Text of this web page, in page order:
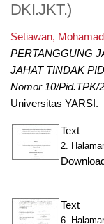
DKI.JKT.)
Setiawan,
PERTANGGUNG
JAHAT TINDAK
Nomor 10/Pid.TPK/
Universitas YARSI.
Text
2.
Text
6.